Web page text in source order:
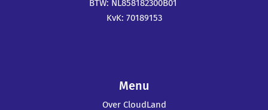
BTW: NL858182300B01
KvK: 70189153
Menu
Over CloudLand